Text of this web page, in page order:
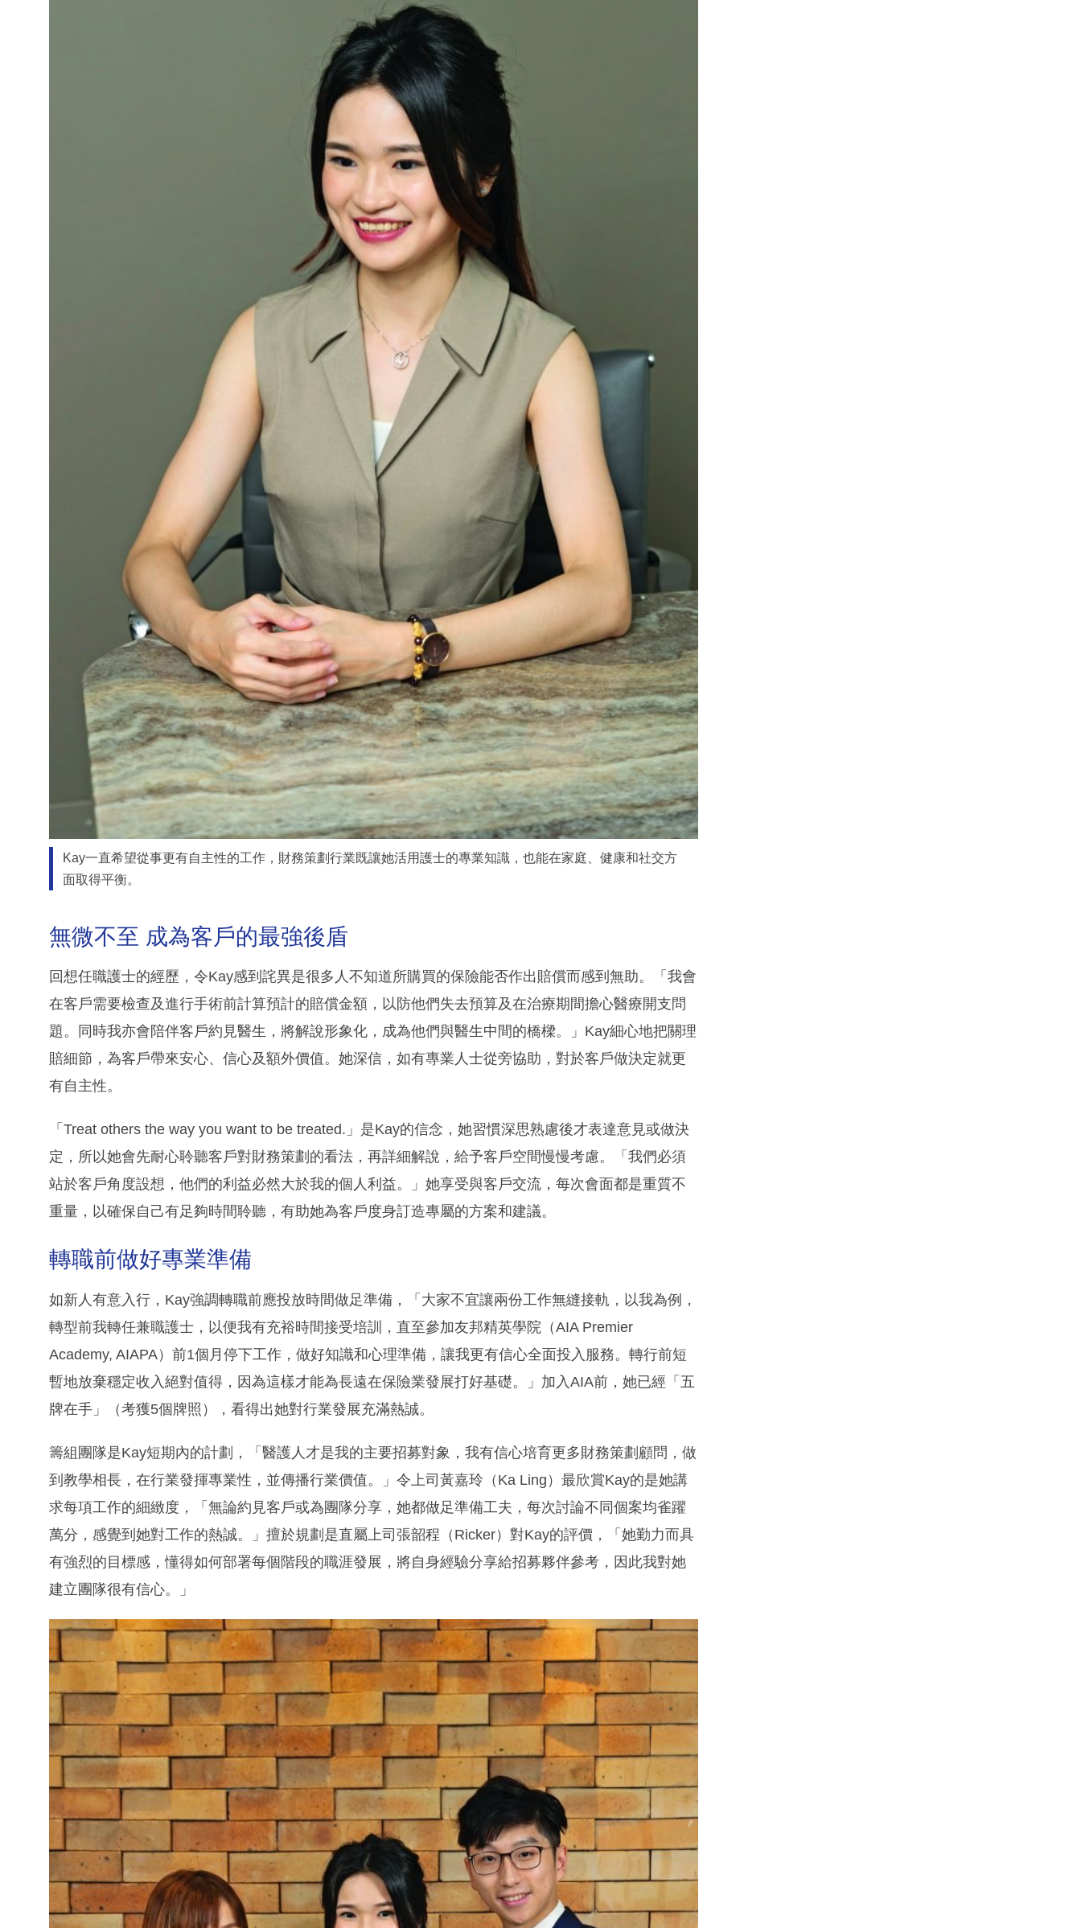
Kay一直希望從事更有自主性的工作，財務策劃行業既讓她活用護士的專業知識，也能在家庭、健康和社交方
面取得平衡。
無微不至 成為客戶的最強後盾
回想任職護士的經歷，令Kay感到詫異是很多人不知道所購買的保險能否作出賠償而感到無助。「我會
在客戶需要檢查及進行手術前計算預計的賠償金額，以防他們失去預算及在治療期間擔心醫療開支問
題。同時我亦會陪伴客戶約見醫生，將解說形象化，成為他們與醫生中間的橋樑。」Kay細心地把關理
賠細節，為客戶帶來安心、信心及額外價值。她深信，如有專業人士從旁協助，對於客戶做決定就更
有自主性。
「Treat others the way you want to be treated.」是Kay的信念，她習慣深思熟慮後才表達意見或做決
定，所以她會先耐心聆聽客戶對財務策劃的看法，再詳細解說，給予客戶空間慢慢考慮。「我們必須
站於客戶角度設想，他們的利益必然大於我的個人利益。」她享受與客戶交流，每次會面都是重質不
重量，以確保自己有足夠時間聆聽，有助她為客戶度身訂造專屬的方案和建議。
轉職前做好專業準備
如新人有意入行，Kay強調轉職前應投放時間做足準備，「大家不宜讓兩份工作無縫接軌，以我為例，
轉型前我轉任兼職護士，以便我有充裕時間接受培訓，直至參加友邦精英學院（AIA Premier
Academy, AIAPA）前1個月停下工作，做好知識和心理準備，讓我更有信心全面投入服務。轉行前短
暫地放棄穩定收入絕對值得，因為這樣才能為長遠在保險業發展打好基礎。」加入AIA前，她已經「五
牌在手」（考獲5個牌照），看得出她對行業發展充滿熱誠。
籌組團隊是Kay短期內的計劃，「醫護人才是我的主要招募對象，我有信心培育更多財務策劃顧問，做
到教學相長，在行業發揮專業性，並傳播行業價值。」令上司黃嘉玲（Ka Ling）最欣賞Kay的是她講
求每項工作的細緻度，「無論約見客戶或為團隊分享，她都做足準備工夫，每次討論不同個案均雀躍
萬分，感覺到她對工作的熱誠。」擅於規劃是直屬上司張韶程（Ricker）對Kay的評價，「她勤力而具
有強烈的目標感，懂得如何部署每個階段的職涯發展，將自身經驗分享給招募夥伴參考，因此我對她
建立團隊很有信心。」